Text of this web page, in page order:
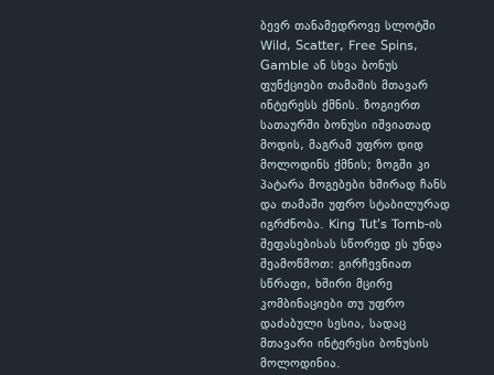
ბევრ თანამედროვე სლოტში
Wild, Scatter, Free Spins,
Gamble ან სხვა ბონუს
ფუნქციები თამაშის მთავარ
ინტერესს ქმნის. ზოგიერთ
სათაურში ბონუსი იშვიათად
მოდის, მაგრამ უფრო დიდ
მოლოდინს ქმნის; ზოგში კი
პატარა მოგებები ხშირად ჩანს
და თამაში უფრო სტაბილურად
იგრძნობა. King Tut's Tomb-ის
შეფასებისას სწორედ ეს უნდა
შეამოწმოთ: გირჩევნიათ
სწრაფი, ხშირი მცირე
კომბინაციები თუ უფრო
დაძაბული სესია, სადაც
მთავარი ინტერესი ბონუსის
მოლოდინია.